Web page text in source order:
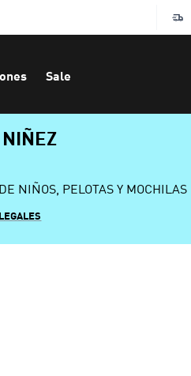
Sale
NIÑOS, PELOTAS Y MOCHILAS